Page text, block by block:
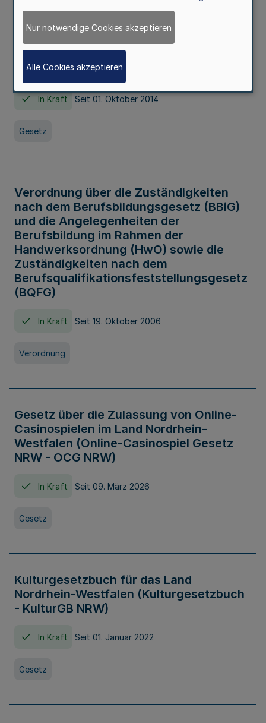
Gesetz über die Hochschulen des Landes
Nordrhein-Westfalen (Hochschulgesetz -
HG)
In Kraft Seit 01. Oktober 2014
Gesetz
Verordnung über die Zuständigkeiten
nach dem Berufsbildungsgesetz (BBiG)
und die Angelegenheiten der
Berufsbildung im Rahmen der
Handwerksordnung (HwO) sowie die
Zuständigkeiten nach dem
Berufsqualifikationsfeststellungsgesetz
(BQFG)
In Kraft Seit 19. Oktober 2006
Verordnung
Gesetz über die Zulassung von Online-
Casinospielen im Land Nordrhein-
Westfalen (Online-Casinospiel Gesetz
NRW - OCG NRW)
In Kraft Seit 09. März 2026
Gesetz
Kulturgesetzbuch für das Land
Nordrhein-Westfalen (Kulturgesetzbuch
- KulturGB NRW)
In Kraft Seit 01. Januar 2022
Gesetz
Nur notwendige Cookies akzeptieren
Alle Cookies akzeptieren